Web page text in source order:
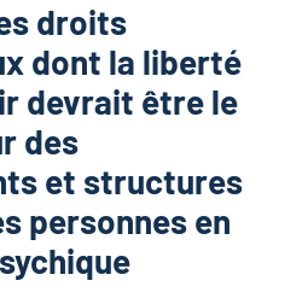
droits
dont la liberté
devrait être le
des
et structures
personnes en